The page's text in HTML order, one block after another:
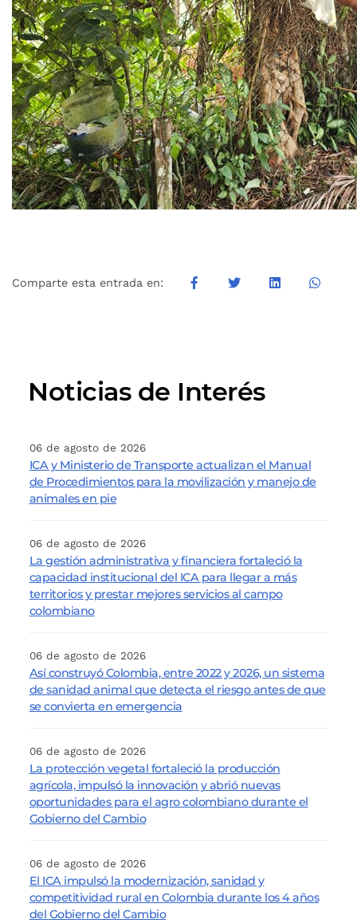
Comparte esta entrada en:
Noticias de Interés
06 de agosto de 2026
ICA y Ministerio de Transporte actualizan el Manual
de Procedimientos para la movilización y manejo de
animales en pie
06 de agosto de 2026
La gestión administrativa y financiera fortaleció la
capacidad institucional del ICA para llegar a más
territorios y prestar mejores servicios al campo
colombiano
06 de agosto de 2026
Así construyó Colombia, entre 2022 y 2026, un sistema
de sanidad animal que detecta el riesgo antes de que
se convierta en emergencia
06 de agosto de 2026
La protección vegetal fortaleció la producción
agrícola, impulsó la innovación y abrió nuevas
oportunidades para el agro colombiano durante el
Gobierno del Cambio
06 de agosto de 2026
El ICA impulsó la modernización, sanidad y
competitividad rural en Colombia durante los 4 años
del Gobierno del Cambio